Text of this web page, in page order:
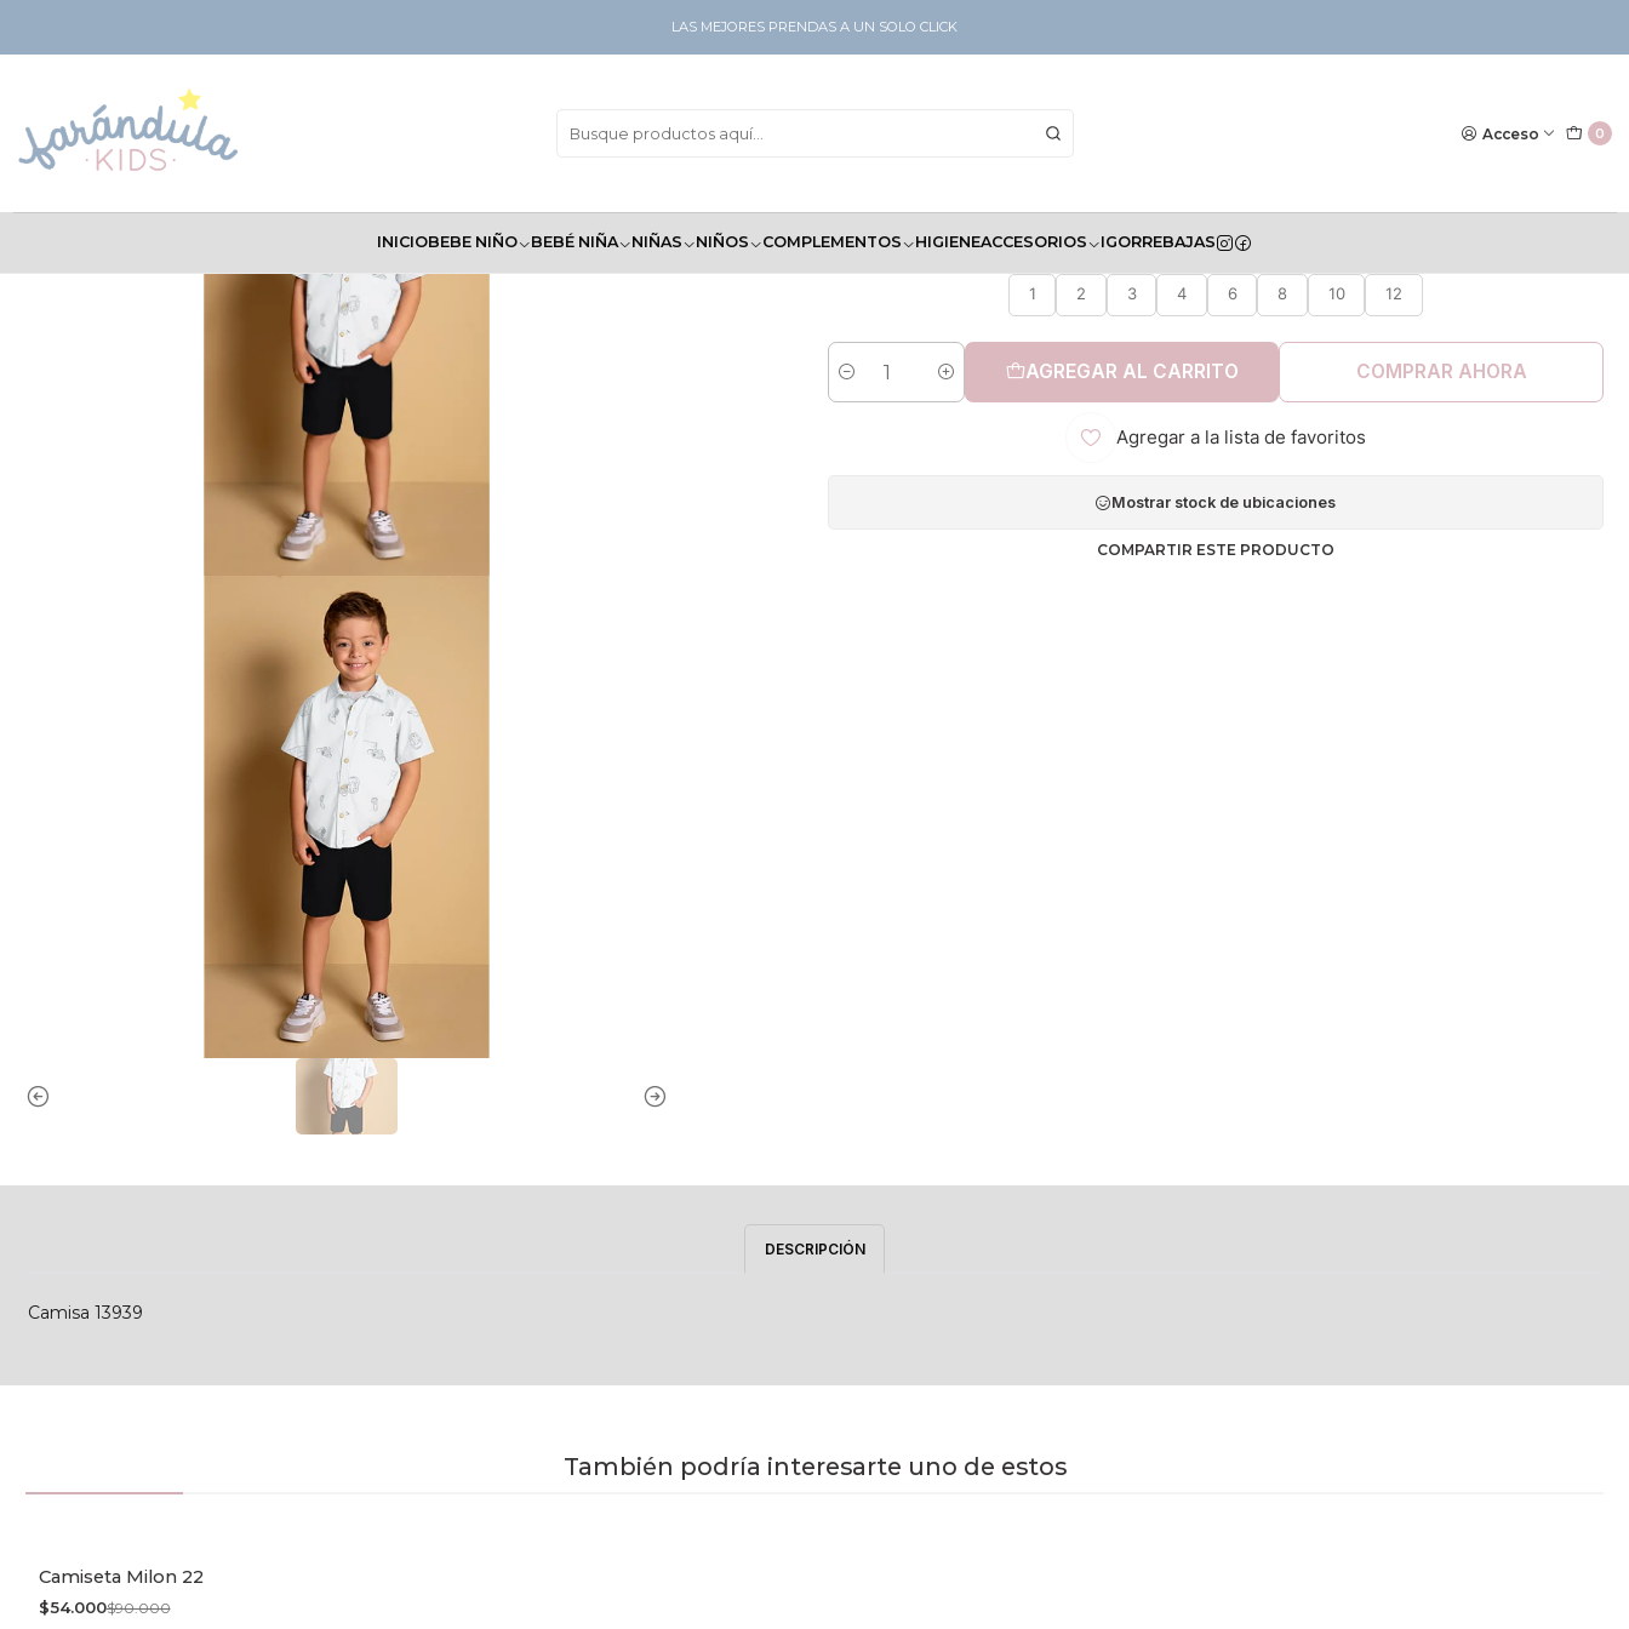
Acceso 0
INICIOBEBE NIÑO BEBÉ NIÑA NIÑAS NIÑOS COMPLEMENTOS HIGIENEACCESORIOS IGORREBAJAS
LAS MEJORES PRENDAS A UN SOLO CLICK
1
2 3 4 6 8 10 12
Cantidad
AGREGAR AL CARRITO COMPRAR AHORA
Agregar a la lista de favoritos
Mostrar stock de ubicaciones
COMPARTIR ESTE PRODUCTO
DESCRIPCIÓN
Camisa 13939
También podría interesarte uno de estos
-40% OFF
Camiseta Milon 22
$54.000$90.000